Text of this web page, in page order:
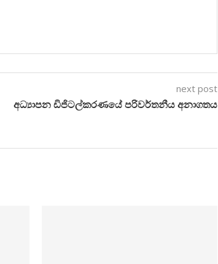
next post
අධ්‍යාපන ඩිජිටල්කරණයේ පරිවර්තනීය අනාගතය